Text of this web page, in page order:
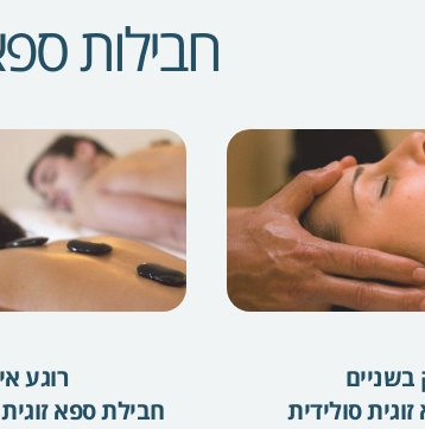
חבילות
בשניים
סולידית
רוגע
חבילת ספא